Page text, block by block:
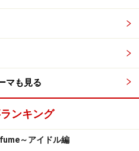
マも見る
ンキング
～アイドル編